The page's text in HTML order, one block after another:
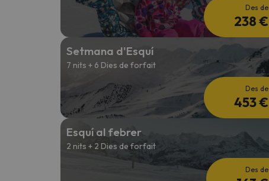
Des de
238 €
Setmana d'Esquí
7 nits + 6 Dies de forfait
Des de
453 €
Esquí al febrer
2 nits + 2 Dies de forfait
Des de